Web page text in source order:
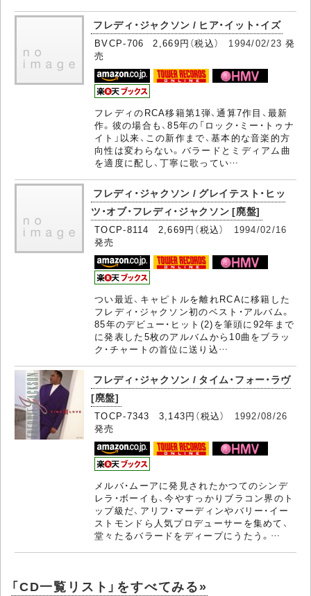
フレディ・ジャクソン / ヒア・イット・イズ
BVCP-706 2,669円（税込） 1994/02/23 発
売
フレディのRCA移籍第1弾、通算7作目、最新
作。彼の場合も、85年の「ロック・ミー・トゥナ
イト」以来、この新作まで、基本的な音楽的方
向性は変わらない。バラードとミディアム曲
を適度に配し、丁寧に歌ってい…
フレディ・ジャクソン / グレイテスト・ヒッ
ツ・オブ・フレディ・ジャクソン [廃盤]
TOCP-8114 2,669円（税込） 1994/02/16
発売
つい最近、キャピトルを離れRCAに移籍した
フレディ・ジャクソン初のベスト・アルバム。
85年のデビュー・ヒット(2)を筆頭に92年まで
に発表した5枚のアルバムから10曲をブラッ
ク・チャートの首位に送り込…
フレディ・ジャクソン / タイム・フォー・ラヴ
[廃盤]
TOCP-7343 3,143円（税込） 1992/08/26
発売
メルバ・ムーアに発見されたかつてのシンデ
レラ・ボーイも、今やすっかりブラコン界のト
ップ級だ、アリフ・マーディンやバリー・イー
ストモンドら人気プロデューサーを集めて、
堂々たるバラードをディープにうたう。…
「CD一覧リスト」をすべてみる»